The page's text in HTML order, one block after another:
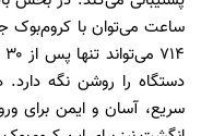
دستگاه را روشن نگه
سریع، آسان و ایمن برای